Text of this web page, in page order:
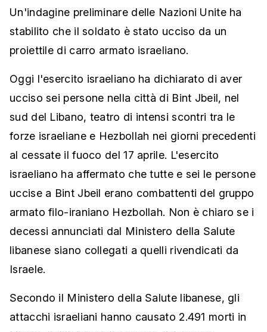
Un'indagine preliminare delle Nazioni Unite ha
stabilito che il soldato è stato ucciso da un
proiettile di carro armato israeliano.
Oggi l'esercito israeliano ha dichiarato di aver
ucciso sei persone nella città di Bint Jbeil, nel
sud del Libano, teatro di intensi scontri tra le
forze israeliane e Hezbollah nei giorni precedenti
al cessate il fuoco del 17 aprile. L'esercito
israeliano ha affermato che tutte e sei le persone
uccise a Bint Jbeil erano combattenti del gruppo
armato filo-iraniano Hezbollah. Non è chiaro se i
decessi annunciati dal Ministero della Salute
libanese siano collegati a quelli rivendicati da
Israele.
Secondo il Ministero della Salute libanese, gli
attacchi israeliani hanno causato 2.491 morti in